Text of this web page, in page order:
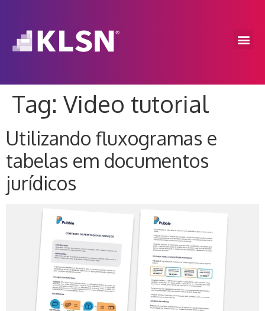
Tag: Video tutorial
Utilizando fluxogramas e
tabelas em documentos
jurídicos